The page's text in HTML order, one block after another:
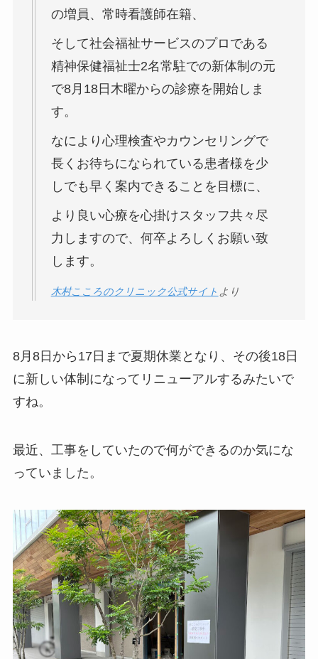
の増員、常時看護師在籍、
そして社会福祉サービスのプロである
精神保健福祉士2名常駐での新体制の元
で8月18日木曜からの診療を開始しま
す。
なにより心理検査やカウンセリングで
長くお待ちになられている患者様を少
しでも早く案内できることを目標に、
より良い心療を心掛けスタッフ共々尽
力しますので、何卒よろしくお願い致
します。
木村こころのクリニック公式サイト より
8月8日から17日まで夏期休業となり、その後18日
に新しい体制になってリニューアルするみたいで
すね。
最近、工事をしていたので何ができるのか気にな
っていました。